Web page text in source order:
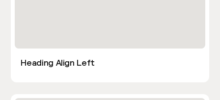
Heading Align Left